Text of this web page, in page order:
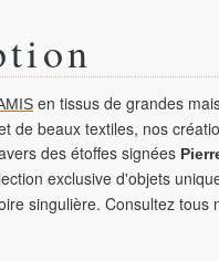
en tissus de grandes
de beaux textiles, nos
des étoffes signées
exclusive d'objets
singulière. Consultez tous